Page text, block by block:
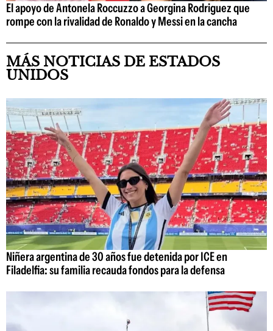
El apoyo de Antonela Roccuzzo a Georgina Rodriguez que
rompe con la rivalidad de Ronaldo y Messi en la cancha
MÁS NOTICIAS DE ESTADOS
UNIDOS
Niñera argentina de 30 años fue detenida por ICE en
Filadelfia: su familia recauda fondos para la defensa